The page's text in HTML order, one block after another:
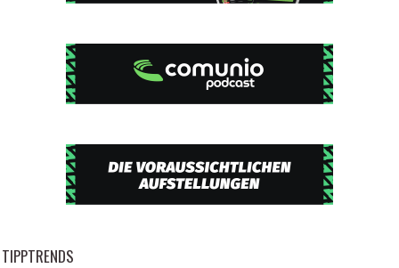
TIPPTRENDS